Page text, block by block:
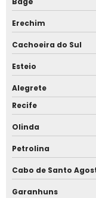
Software para
Software para
Software para
Software para
Software para
Totem para
Erechim
Cachoeira do Sul
Esteio
Alegrete
Recife
Olinda
Petrolina
Cabo de Santo
Garanhuns